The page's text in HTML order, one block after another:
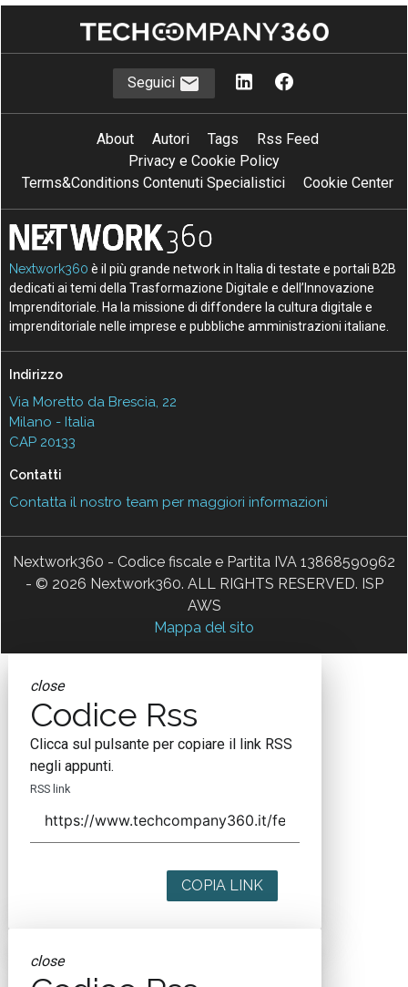
Seguici
About Autori Tags
Rss Feed
Privacy e Cookie Policy
Terms&Conditions Contenuti Specialistici
Cookie Center
Nextwork360 è il più grande network in Italia di testate e portali B2B
dedicati ai temi della Trasformazione Digitale e dell’Innovazione
Imprenditoriale. Ha la missione di diffondere la cultura digitale e
imprenditoriale nelle imprese e pubbliche amministrazioni italiane.
Indirizzo
Via Moretto da Brescia, 22
Milano - Italia
CAP 20133
Contatti
Contatta il nostro team per maggiori informazioni
Nextwork360 - Codice fiscale e Partita IVA 13868590962
- © 2026 Nextwork360. ALL RIGHTS RESERVED. ISP
AWS
Mappa del sito
close
Codice Rss
Clicca sul pulsante per copiare il link RSS
negli appunti.
RSS link
COPIA LINK
close